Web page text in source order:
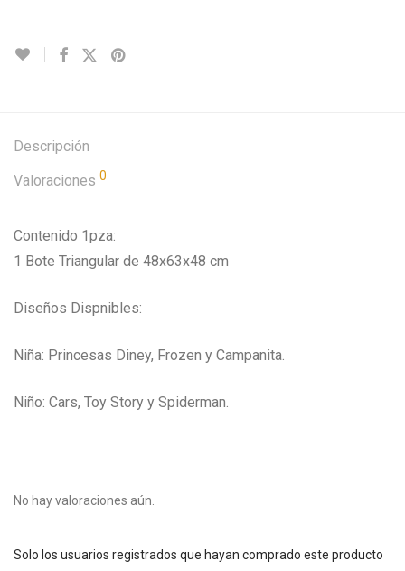
Descripción
Valoraciones 0
Contenido 1pza:
1 Bote Triangular de 48x63x48 cm
Diseños Dispnibles:
Niña: Princesas Diney, Frozen y Campanita.
Niño: Cars, Toy Story y Spiderman.
No hay valoraciones aún.
Solo los usuarios registrados que hayan comprado este producto